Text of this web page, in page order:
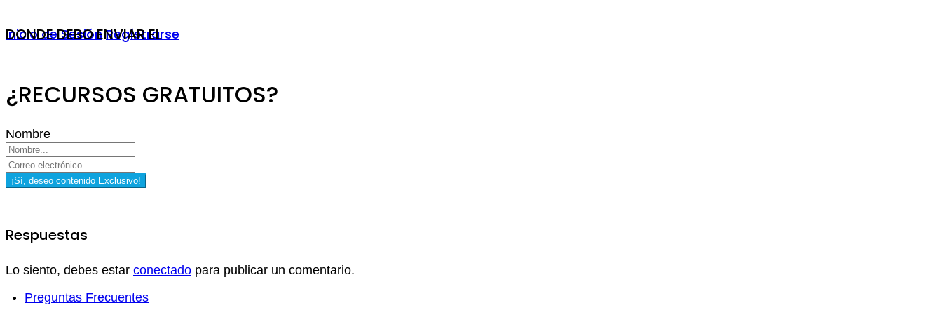
Inicio de Sesión Regístrarse
DONDE DEBO ENVIAR EL
¿RECURSOS GRATUITOS?
Nombre
¡Sí, deseo contenido Exclusivo!
Respuestas
Lo siento, debes estar conectado para publicar un comentario.
Preguntas Frecuentes